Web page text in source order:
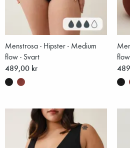
Menstrosa - Hipster - Medium
flow - Svart
489,00 kr